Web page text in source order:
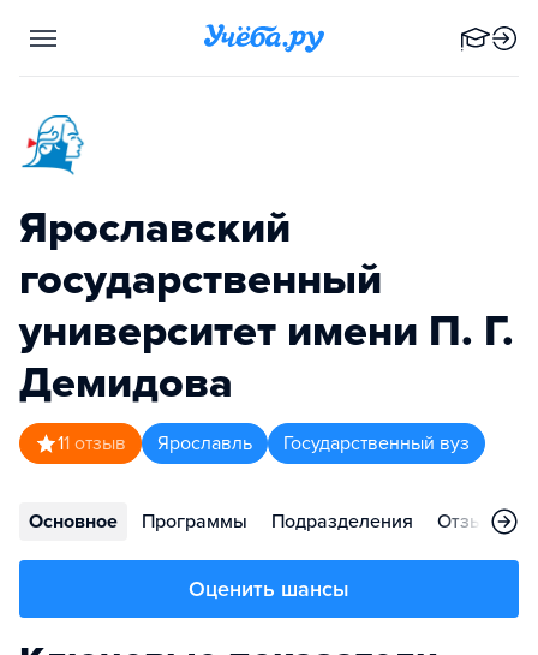
Ярославский
государственный
университет имени П. Г.
Демидова
11 отзыв Ярославль Государственный вуз
Основное Программы Подразделения Отзывы
Оценить шансы